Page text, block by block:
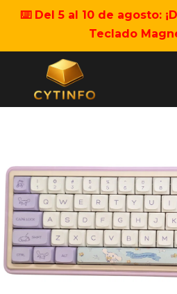
⌨️ Del 5 al 10 de agosto:
Teclado